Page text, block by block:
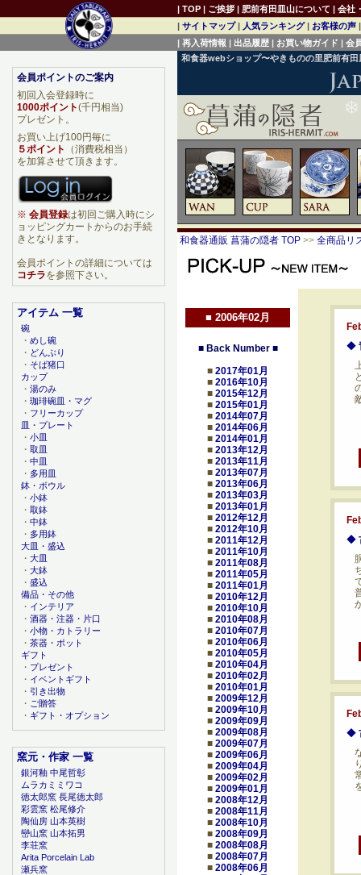
和食器webショップ〜やきものの里肥前有
和食器通販 菖蒲の隠者 TOP >> 全商品リ
◆
◆
◆
■ 2006年02月
■ Back Number■
■ 2017年01月
■ 2016年10月
■ 2015年12月
■ 2015年01月
■ 2014年07月
■ 2014年06月
■ 2014年01月
■ 2013年12月
■ 2013年11月
■ 2013年07月
■ 2013年06月
■ 2013年03月
■ 2013年01月
■ 2012年12月
■ 2012年10月
■ 2011年12月
■ 2011年10月
■ 2011年08月
■ 2011年05月
■ 2011年01月
■ 2010年12月
■ 2010年10月
■ 2010年08月
■ 2010年07月
■ 2010年06月
■ 2010年05月
■ 2010年04月
■ 2010年02月
■ 2010年01月
■ 2009年12月
■ 2009年10月
■ 2009年09月
■ 2009年08月
■ 2009年07月
■ 2009年06月
■ 2009年04月
■ 2009年02月
■ 2009年01月
■ 2008年12月
■ 2008年11月
■ 2008年10月
■ 2008年09月
■ 2008年08月
■ 2008年07月
■ 2008年06月
会員ポイントのご案内
初回入会登録時に
1000ポイント(千円相当)
プレゼント。
お買い上げ100円毎に
５ポイント
（消費税相当）
を加算させて頂きます。
※ 会員登録は初回ご購入時にシ
ョッピングカートからのお手続
きとなります。
会員ポイントの詳細については
コチラを参照下さい。
アイテム 一覧
碗
・ めし碗
・ どんぶり
・ そば猪口
カップ
・ 湯のみ
・ 珈琲碗皿・マグ
・ フリーカップ
皿・プレート
・ 小皿
・ 取皿
・ 中皿
・ 多用皿
鉢・ボウル
・ 小鉢
・ 取鉢
・ 中鉢
・ 多用鉢
大皿・盛込
・ 大皿
・ 大鉢
・ 盛込
備品・その他
・ インテリア
・ 酒器・注器・片口
・ 小物・カトラリー
・ 茶器・ポット
ギフト
・ プレゼント
・ イベントギフト
・ 引き出物
・ ご贈答
・ ギフト・オプション
窯元・作家 一覧
銀河釉 中尾哲彰
ムラカミミワコ
徳太郎窯 長尾徳太郎
彩雲窯 松尾修介
陶仙房 山本英樹
巒山窯 山本拓男
李荘窯
Arita Porcelain Lab
瀬兵窯
| TOP | ご挨拶 | 肥前有田皿山について | 会社
| サイトマップ| 人気ランキング| お客様の声
| 再入荷情報 | 出品履歴 | お買い物ガイド | 会